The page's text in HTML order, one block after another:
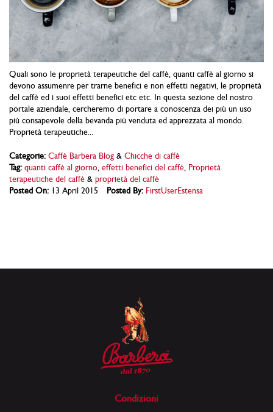
Quali sono le proprietà terapeutiche del caffè, quanti caffè al giorno si
devono assumenre per trarne benefici e non effetti negativi, le proprietà
del caffè ed i suoi effetti benefici etc etc. In questa sezione del nostro
portale aziendale, cercheremo di portare a conoscenza dei più un uso
più consapevole della bevanda più venduta ed apprezzata al mondo.
Proprietà terapeutiche...
Categorie: Caffè Barbera Blog & Chicche di caffè
Tag: quanti caffè al giorno effetti benefici del caffè Proprietà
terapeutiche del caffè & proprietà del caffè
Posted On: 13 April 2015 Posted By: FirstUserEstensa
Condizioni